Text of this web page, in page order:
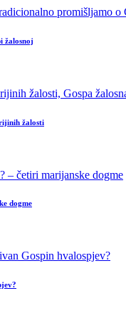
žalosnoj
žalosti
dogme